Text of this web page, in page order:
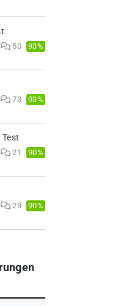
50 93%
73 93%
21 90%
23 90%